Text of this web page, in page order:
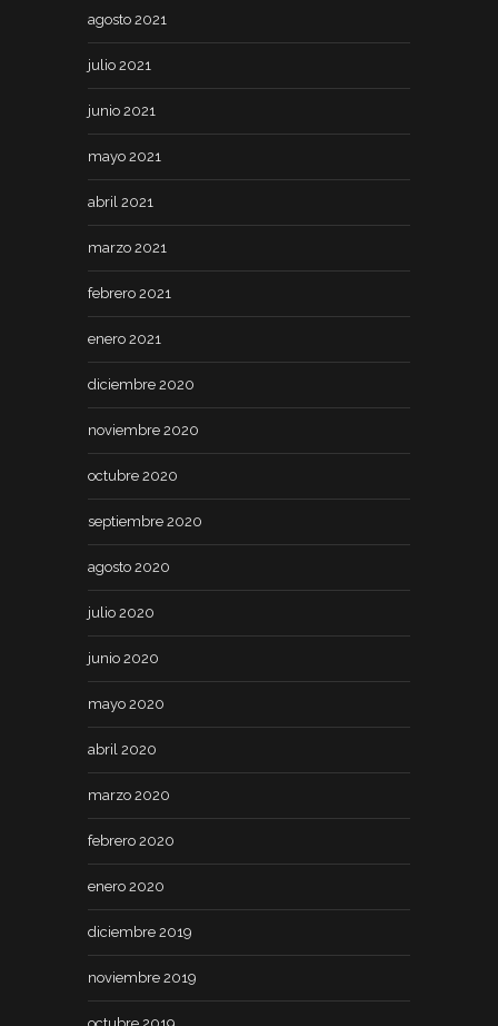
agosto 2021
julio 2021
junio 2021
mayo 2021
abril 2021
marzo 2021
febrero 2021
enero 2021
diciembre 2020
noviembre 2020
octubre 2020
septiembre 2020
agosto 2020
julio 2020
junio 2020
mayo 2020
abril 2020
marzo 2020
febrero 2020
enero 2020
diciembre 2019
noviembre 2019